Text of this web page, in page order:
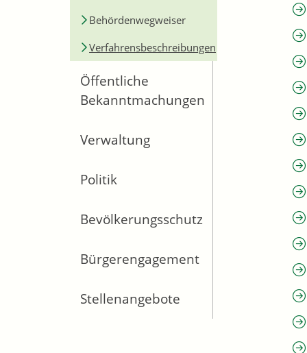
Behördenwegweiser
Verfahrensbeschreibungen
Öffentliche
Bekanntmachungen
Verwaltung
Politik
Bevölkerungsschutz
Bürgerengagement
Stellenangebote